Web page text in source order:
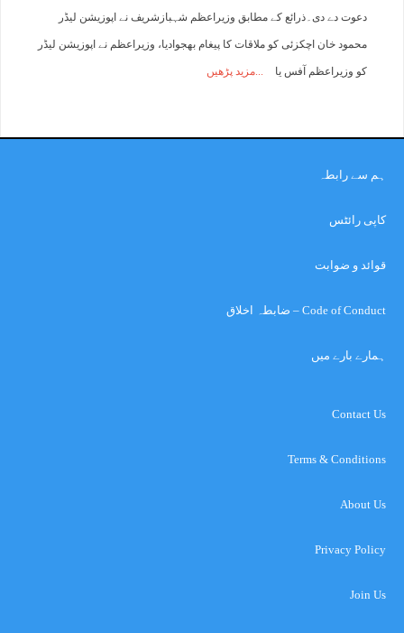
دعوت دے دی۔ذرائع کے مطابق وزیراعظم شہبازشریف نے اپوزیشن لیڈر
محمود خان اچکزئی کو ملاقات کا پیغام بھجوادیا، وزیراعظم نے اپوزیشن لیڈر
کو وزیراعظم آفس یا مزید پڑھیں
ہم سے رابطہ
کاپی رائٹس
قوائد و ضوابت
Code of Conduct – ضابطہ اخلاق
ہمارے بارے میں
Contact Us
Terms & Conditions
About Us
Privacy Policy
Join Us